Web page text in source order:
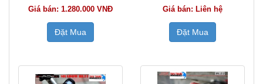
Giá bán: 1.280.000 VNĐ
Đặt Mua
Giá bán: Liên hệ
Đặt Mua